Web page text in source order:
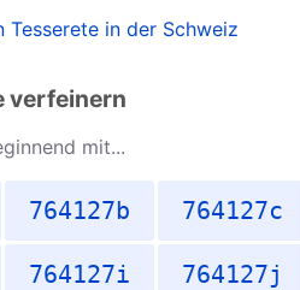
Tesserete in der Schweiz
verfeinern
mit...
764127b 764127c
764127i 764127j